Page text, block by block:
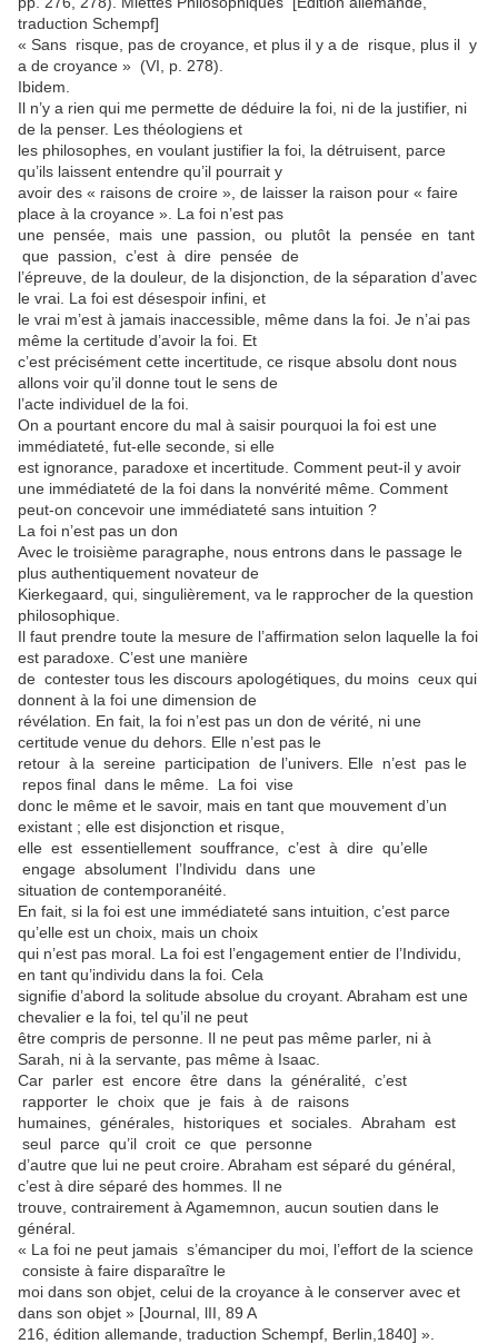
traduction Schempf]
« Sans risque, pas de croyance, et plus il y a de risque, plus il y
a de croyance » (VI, p. 278).
Ibidem.
Il n’y a rien qui me permette de déduire la foi, ni de la justifier, ni
de la penser. Les théologiens et
les philosophes, en voulant justifier la foi, la détruisent, parce
qu’ils laissent entendre qu’il pourrait y
avoir des « raisons de croire », de laisser la raison pour « faire
place à la croyance ». La foi n’est pas
une pensée, mais une passion, ou plutôt la pensée en tant
que passion, c’est à dire pensée de
l’épreuve, de la douleur, de la disjonction, de la séparation d’avec
le vrai. La foi est désespoir infini, et
le vrai m’est à jamais inaccessible, même dans la foi. Je n’ai pas
même la certitude d’avoir la foi. Et
c’est précisément cette incertitude, ce risque absolu dont nous
allons voir qu’il donne tout le sens de
l’acte individuel de la foi.
On a pourtant encore du mal à saisir pourquoi la foi est une
immédiateté, fut-elle seconde, si elle
est ignorance, paradoxe et incertitude. Comment peut-il y avoir
une immédiateté de la foi dans la nonvérité même. Comment
peut-on concevoir une immédiateté sans intuition ?
La foi n’est pas un don
Avec le troisième paragraphe, nous entrons dans le passage le
plus authentiquement novateur de
Kierkegaard, qui, singulièrement, va le rapprocher de la question
philosophique.
Il faut prendre toute la mesure de l’affirmation selon laquelle la foi
est paradoxe. C’est une manière
de contester tous les discours apologétiques, du moins ceux qui
donnent à la foi une dimension de
révélation. En fait, la foi n’est pas un don de vérité, ni une
certitude venue du dehors. Elle n’est pas le
retour à la sereine participation de l’univers. Elle n’est pas le
repos final dans le même. La foi vise
donc le même et le savoir, mais en tant que mouvement d’un
existant ; elle est disjonction et risque,
elle est essentiellement souffrance, c’est à dire qu’elle
engage absolument l’Individu dans une
situation de contemporanéité.
En fait, si la foi est une immédiateté sans intuition, c’est parce
qu’elle est un choix, mais un choix
qui n’est pas moral. La foi est l’engagement entier de l’Individu,
en tant qu’individu dans la foi. Cela
signifie d’abord la solitude absolue du croyant. Abraham est une
chevalier e la foi, tel qu’il ne peut
être compris de personne. Il ne peut pas même parler, ni à
Sarah, ni à la servante, pas même à Isaac.
Car parler est encore être dans la généralité, c’est
rapporter le choix que je fais à de raisons
humaines, générales, historiques et sociales. Abraham est
seul parce qu’il croit ce que personne
d’autre que lui ne peut croire. Abraham est séparé du général,
c’est à dire séparé des hommes. Il ne
trouve, contrairement à Agamemnon, aucun soutien dans le
général.
« La foi ne peut jamais s’émanciper du moi, l’effort de la science
consiste à faire disparaître le
moi dans son objet, celui de la croyance à le conserver avec et
dans son objet » [Journal, lII, 89 A
216, édition allemande, traduction Schempf, Berlin,1840] ».